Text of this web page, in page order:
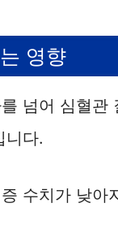
영향
넘어 심혈
니다.
수치가 낮아